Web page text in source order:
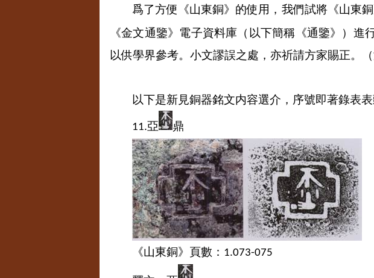
爲了方便《山東銅》的使用，我們試將《山東
《金文通鑒》電子資料庫（以下簡稱《通鑒》）
以供學界參考。小文謬誤之處，亦祈請方家賜正。
以下是新見銅器銘文内容選介，序號即著錄表表
11.亞 鼎
《山東銅》頁數： 1.073-075